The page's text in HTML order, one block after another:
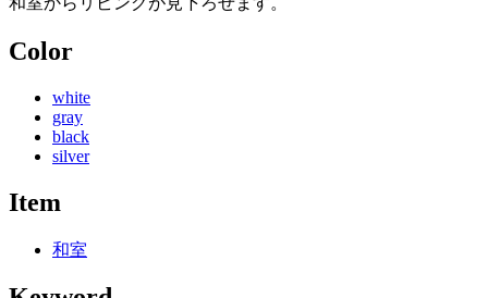
Color
white
gray
black
silver
Item
和室